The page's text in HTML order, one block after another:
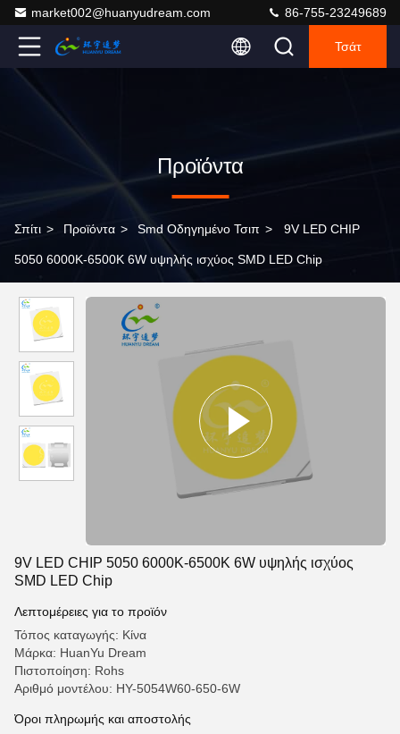
market002@huanyudream.com 86-755-23249689
Τσάτ
Προϊόντα
Σπίτι > Προϊόντα > Smd Οδηγημένο Τσιπ > 9V LED CHIP
5050 6000K-6500K 6W υψηλής ισχύος SMD LED Chip
9V LED CHIP 5050 6000K-6500K 6W υψηλής ισχύος
SMD LED Chip
Λεπτομέρειες για το προϊόν
Τόπος καταγωγής: Κίνα
Μάρκα: HuanYu Dream
Πιστοποίηση: Rohs
Αριθμό μοντέλου: HY-5054W60-650-6W
Όροι πληρωμής και αποστολής